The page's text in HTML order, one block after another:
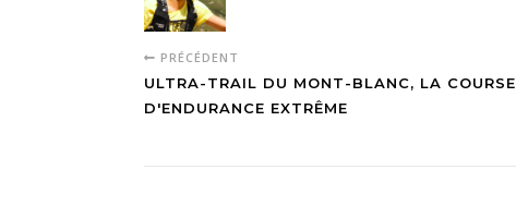
PRÉCÉDENT
ULTRA-TRAIL DU MONT-BLANC, LA COURSE
D'ENDURANCE EXTRÊME